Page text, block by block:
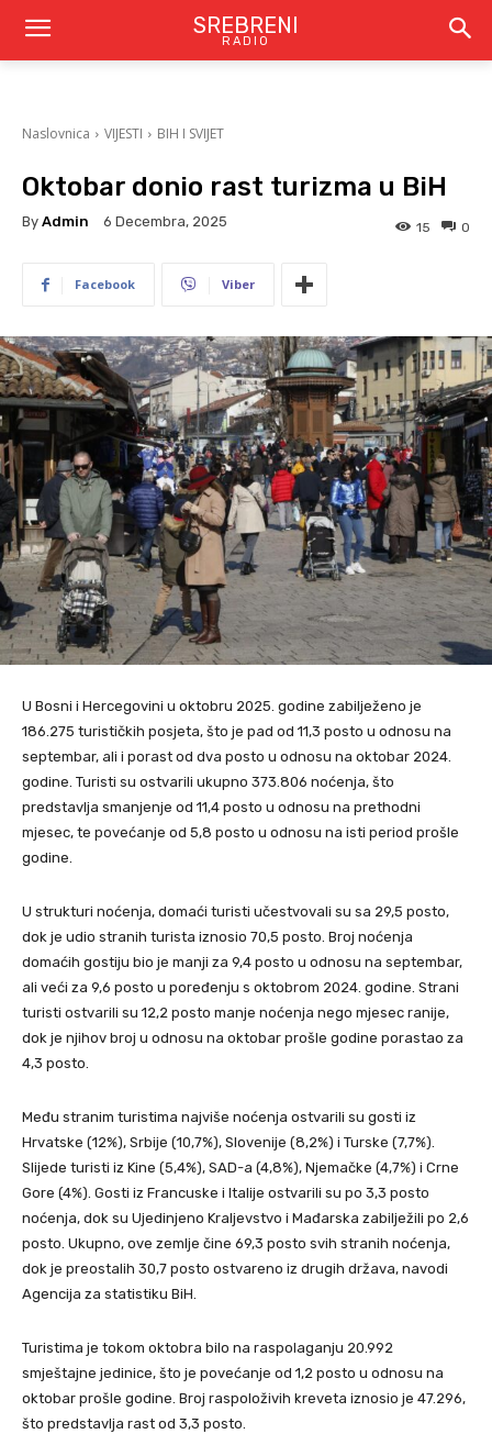
SREBRENI
RADIO
Naslovnica VIJESTI BIH I SVIJET
Oktobar donio rast turizma u BiH
By Admin 6 Decembra, 2025 0
15
Facebook Viber
U Bosni i Hercegovini u oktobru 2025. godine zabilježeno je
186.275 turističkih posjeta, što je pad od 11,3 posto u odnosu na
septembar, ali i porast od dva posto u odnosu na oktobar 2024.
godine. Turisti su ostvarili ukupno 373.806 noćenja, što
predstavlja smanjenje od 11,4 posto u odnosu na prethodni
mjesec, te povećanje od 5,8 posto u odnosu na isti period prošle
godine.
U strukturi noćenja, domaći turisti učestvovali su sa 29,5 posto,
dok je udio stranih turista iznosio 70,5 posto. Broj noćenja
domaćih gostiju bio je manji za 9,4 posto u odnosu na septembar,
ali veći za 9,6 posto u poređenju s oktobrom 2024. godine. Strani
turisti ostvarili su 12,2 posto manje noćenja nego mjesec ranije,
dok je njihov broj u odnosu na oktobar prošle godine porastao za
4,3 posto.
Među stranim turistima najviše noćenja ostvarili su gosti iz
Hrvatske (12%), Srbije (10,7%), Slovenije (8,2%) i Turske (7,7%).
Slijede turisti iz Kine (5,4%), SAD-a (4,8%), Njemačke (4,7%) i Crne
Gore (4%). Gosti iz Francuske i Italije ostvarili su po 3,3 posto
noćenja, dok su Ujedinjeno Kraljevstvo i Mađarska zabilježili po 2,6
posto. Ukupno, ove zemlje čine 69,3 posto svih stranih noćenja,
dok je preostalih 30,7 posto ostvareno iz drugih država, navodi
Agencija za statistiku BiH.
Turistima je tokom oktobra bilo na raspolaganju 20.992
smještajne jedinice, što je povećanje od 1,2 posto u odnosu na
oktobar prošle godine. Broj raspoloživih kreveta iznosio je 47.296,
što predstavlja rast od 3,3 posto.